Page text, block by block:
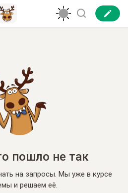
пошло не так
на запросы. Мы уже в курсе
и решаем её.